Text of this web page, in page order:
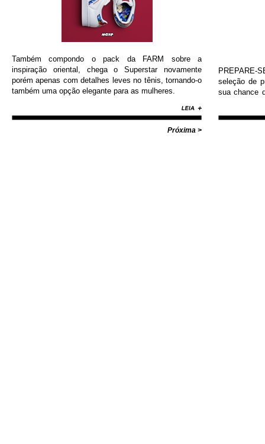
Também compondo o pack da FARM sobre a
inspiração oriental, chega o Superstar novamente
porém apenas com detalhes leves no tênis, tornando-o
também uma opção elegante para as mulheres.
Próxima >
PREPARE-
seleção de
sua chance
Diamond,